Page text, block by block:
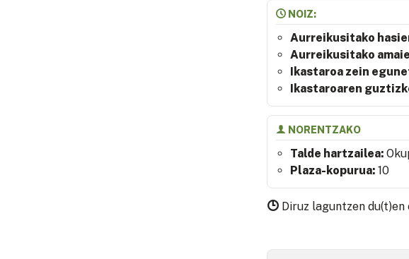
NOIZ:
Aurreikusitako
Aurreikusitako
Ikastaroa zein
Ikastaroaren
NORENTZAKO
Talde hartzailea:
Plaza-kopurua: 10
Diruz laguntzen du(t)en